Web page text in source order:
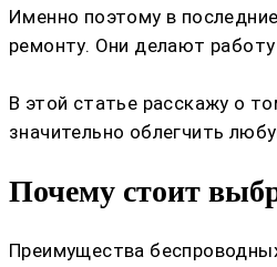
Именно поэтому в
ремонту. Они делают
В этой статье расскажу о
значительно облегчить
Почему стоит
Преимущества